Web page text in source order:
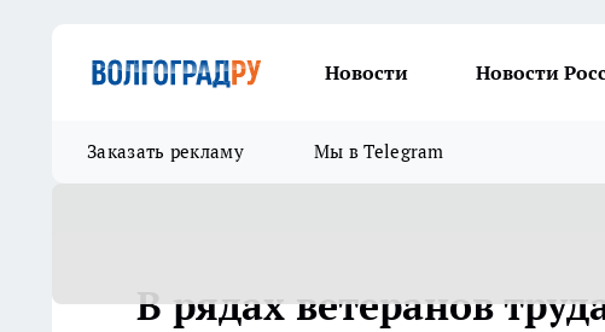
Новости Новости
Заказать рекламу Мы в Telegram
В рядах ветеранов